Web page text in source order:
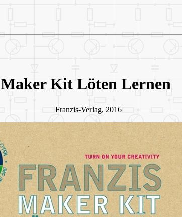
Maker Kit Löten Lernen
Franzis-Verlag, 2016